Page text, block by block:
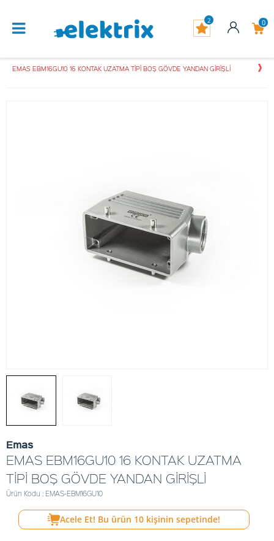
0
2
EMAS EBM16GU10 16 KONTAK UZATMA TİPİ BOŞ GÖVDE YANDAN GİRİŞLİ
Emas
EMAS EBM16GU10 16 KONTAK UZATMA
TİPİ BOŞ GÖVDE YANDAN GİRİŞLİ
Ürün Kodu : EMAS-EBM16GU10
Acele Et! Bu ürün 10 kişinin sepetinde!